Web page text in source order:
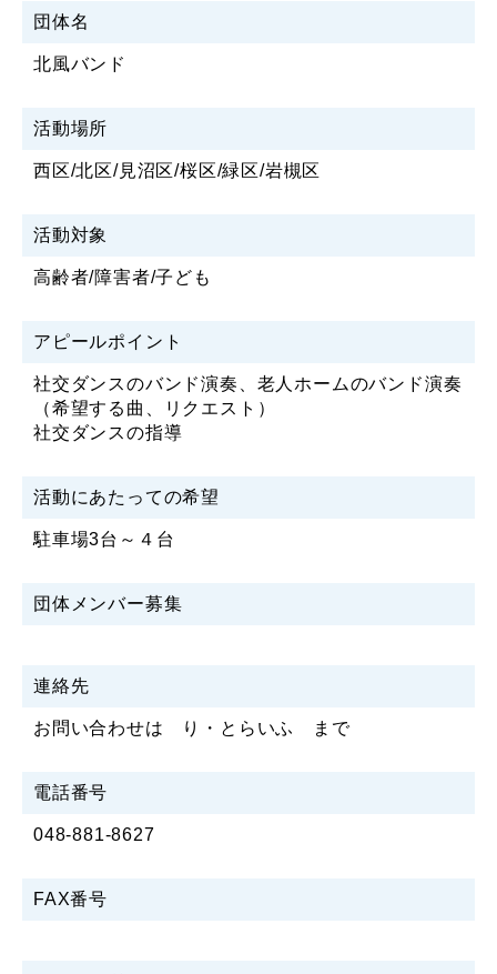
団体名
北風バンド
活動場所
西区/北区/見沼区/桜区/緑区/岩槻区
活動対象
高齢者/障害者/子ども
アピールポイント
社交ダンスのバンド演奏、老人ホームのバンド演奏
（希望する曲、リクエスト）
社交ダンスの指導
活動にあたっての希望
駐車場3台～４台
団体メンバー募集
連絡先
お問い合わせは り・とらいふ まで
電話番号
048-881-8627
FAX番号